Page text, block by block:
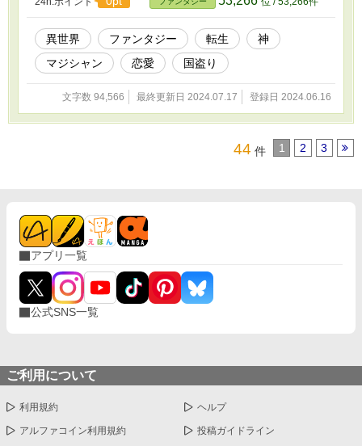
〇年が経ち、少年が成人を迎えた洗礼の儀で天命を受ける。 『魔
人を倒し、この世界に安寧を取り戻せ』 だが、受けたのはハイト
ーンな声によるその言葉と、蘇った記憶のみ。 そう。少年は当然
困った…… だが、前世の記憶。 彼は、マジシャンになりたかっ
た。 動機は、モテるためにだったが。 それを活用して、彼はこの
酒や喫煙、禁止薬物の使用、暴力行為等書かれていますが、法律・
物語はフィクションです。実在の人物や団体、事件などとは関係あ
異世界 ファンタジー 転生
神
マジシャン
恋愛 国盗り
文字数 94,566 最終更新日 2024.07.17 登録日 2024.06.16
44 件 1 2 3
アプリ一覧
公式SNS一覧
ご利用について
利用規約 ヘルプ
アルファコイン利用規約 投稿ガイドライン